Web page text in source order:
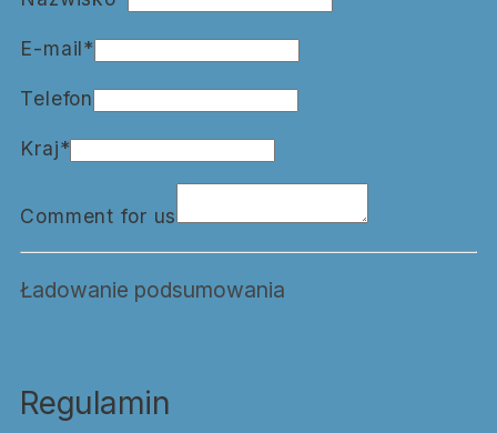
E-mail*
Telefon
Kraj*
Comment for us
Ładowanie podsumowania
Regulamin